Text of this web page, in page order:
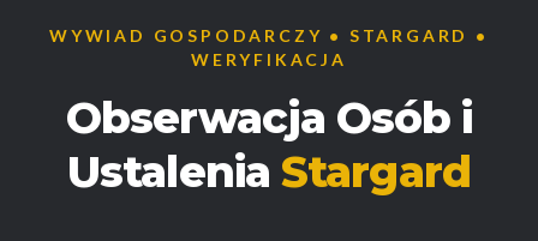
WYWIAD GOSPODARCZY • STARGARD •
WERYFIKACJA
Obserwacja Osób i
UstaleniaStargard